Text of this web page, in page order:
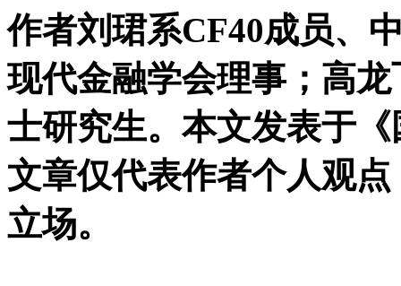
作者刘珺系CF40成员、
现代金融学会理事；高
士研究生。本文发表于
文章仅代表作者个人观
立场。